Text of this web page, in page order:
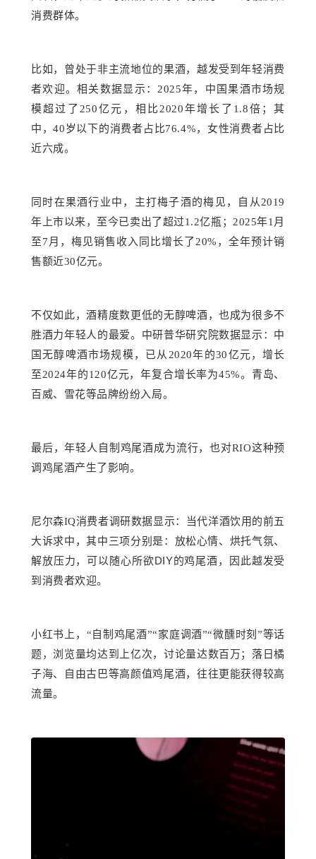
消费群体。
比如，曾处于非主流地位的果酒，越发受到年轻消费
者欢迎。相关数据显示： 2025年，中国果酒市场规
模超过了250亿元，相比2020年增长了1.8倍；其
中，40岁以下的消费者占比76.4%，女性消费者占比
近六成。
同时在果酒行业中，主打梅子酒的梅见，自从 2019
年上市以来，至今已卖出了超过1.2亿瓶；2025年1月
至7月，梅见销售收入同比增长了20%，全年预计销
售额近30亿元。
不仅如此，酒精度数更低的无醇啤酒 ，也成为很多不
胜酒力年轻人的最爱。中研普华研究院数据显示：中
国无醇啤酒市场规模，已从 2020年的30亿元，增长
至2024年的120亿元，年复合增长率为45%。青岛、
百威、雪花等品牌纷纷入局。
最后，年轻人自制鸡尾酒成为流行，也对RIO这种预
调鸡尾酒产生了影响。
尼尔森IQ消费者调研数据显示：
当代洋酒饮用的前五
大诉求中，其中三项分别是： 放松心情、烘托气氛、
解放压力， 可以随心所欲DIY的鸡尾酒，因此越发受
到消费者欢迎。
小红书上， “自制鸡尾酒”“家庭调酒”“微醺时刻”等话
题，浏览量均达到上亿次，讨论量达数百万；落日橘
子海、自由古巴等高颜值鸡尾酒，往往更能获得较高
流量。